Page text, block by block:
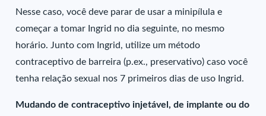
Nesse caso, você deve parar de usar a minipílula e
começar a tomar Ingrid no dia seguinte, no mesmo
horário. Junto com Ingrid, utilize um método
contraceptivo de barreira (p.ex., preservativo) caso você
tenha relação sexual nos 7 primeiros dias de uso Ingrid.
Mudando de contraceptivo injetável, de implante ou do